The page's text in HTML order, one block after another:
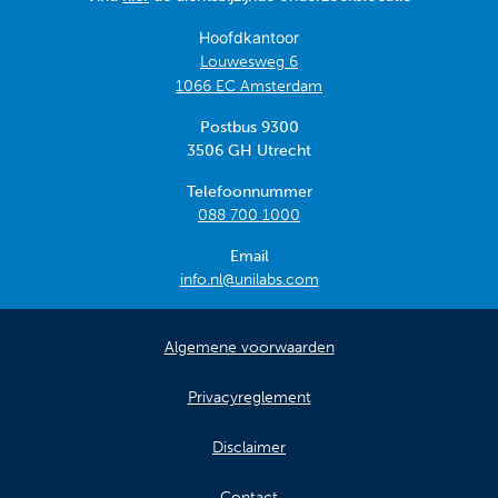
Veelgestelde vragen
Praktische informatie
Hoofdkantoor
Louwesweg 6
1066 EC Amsterdam
Postbus 9300
3506 GH Utrecht
Telefoonnummer
088 700 1000
Email
info.nl@unilabs.com
Algemene voorwaarden
Privacyreglement
Disclaimer